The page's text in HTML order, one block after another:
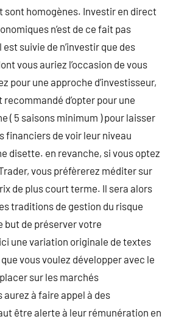
sont homogènes. Investir en direct
n’est de ce fait pas
suivie de n’investir que des
vous auriez l’occasion de vous
pour une approche d’investisseur,
d’opter pour une
( 5 saisons minimum ) pour laisser
financiers de voir leur niveau
disette. en revanche, si vous optez
vous préfèrerez méditer sur
de plus court terme. Il sera alors
traditions de gestion du risque
but de préserver votre
une variation originale de textes
vous voulez développer avec le
sur les marchés
aurez à faire appel à des
être alerte à leur rémunération en